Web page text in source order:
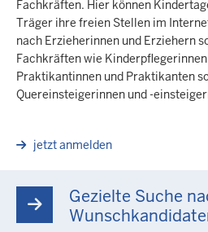
Fachkräften. Hier können
Träger ihre freien Stellen im
nach Erzieherinnen und Erziehern
Fachkräften wie
Praktikantinnen und Praktikanten
Quereinsteigerinnen und -
jetzt anmelden
Gezielte Suche